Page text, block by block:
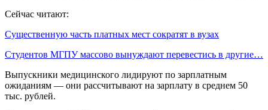
Сейчас читают:
Существенную часть платных мест сократят в вузах
Студентов МГПУ массово вынуждают перевестись в другие…
Выпускники медицинского лидируют по зарплатным
ожиданиям — они рассчитывают на зарплату в среднем 50
тыс. рублей.